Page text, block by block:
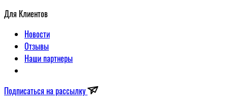
Для Клиентов
Новости
Отзывы
Наши партнеры
Подписаться на рассылку